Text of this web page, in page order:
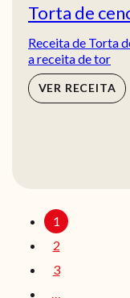
Torta de
Receita de Torta
a receita de tor
VER RECEITA
1
2
3